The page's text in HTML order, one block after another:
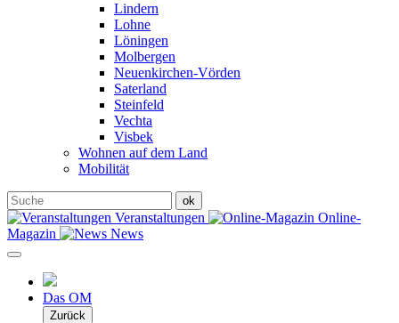
Lindern
Lohne
Löningen
Molbergen
Neuenkirchen-Vörden
Saterland
Steinfeld
Vechta
Visbek
Wohnen auf dem Land
Mobilität
Veranstaltungen
Online-
Magazin
News
Das OM
Zurück